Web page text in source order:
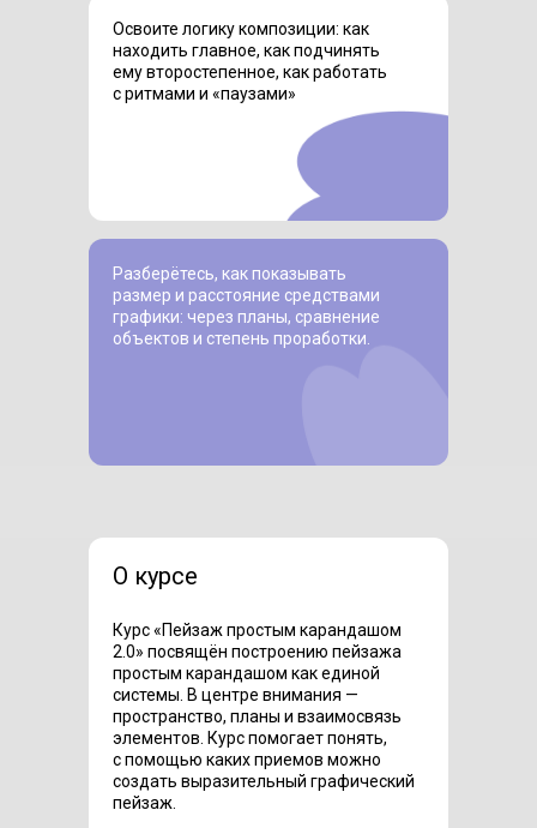
Освоите логику композиции: как
находить главное, как подчинять
ему второстепенное, как работать
с ритмами и «паузами»
Разберётесь, как показывать
размер и расстояние средствами
графики: через планы, сравнение
объектов и степень проработки.
О курсе
Курс «Пейзаж простым карандашом
2.0» посвящён построению пейзажа
простым карандашом как единой
системы. В центре внимания —
пространство, планы и взаимосвязь
элементов. Курс помогает понять,
с помощью каких приемов можно
создать выразительный графический
пейзаж.